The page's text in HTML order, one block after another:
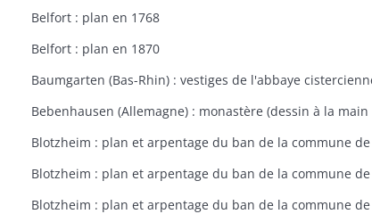
Belfort : plan en 1768
Belfort : plan en 1870
Baumgarten (Bas-Rhin) : vestiges de l'abbaye